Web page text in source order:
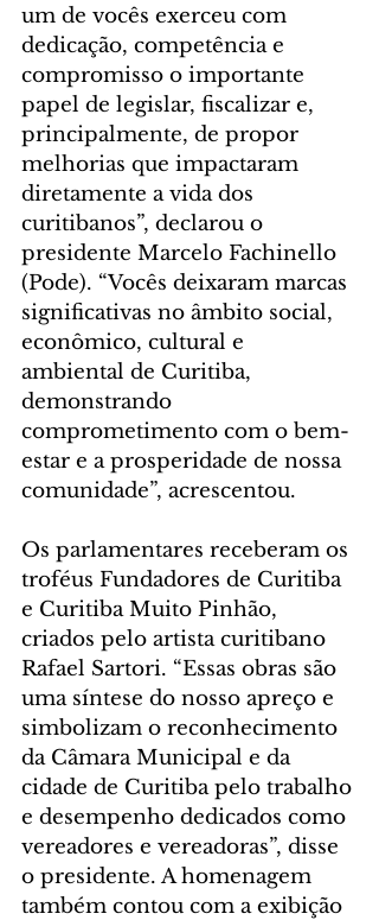
um de vocês exerceu com
dedicação, competência e
compromisso o importante
papel de legislar, fiscalizar e,
principalmente, de propor
melhorias que impactaram
diretamente a vida dos
curitibanos”, declarou o
presidente Marcelo Fachinello
(Pode). “Vocês deixaram marcas
significativas no âmbito social,
econômico, cultural e
ambiental de Curitiba,
demonstrando
comprometimento com o bem-
estar e a prosperidade de nossa
comunidade”, acrescentou.
Os parlamentares receberam os
troféus Fundadores de Curitiba
e Curitiba Muito Pinhão,
criados pelo artista curitibano
Rafael Sartori. “Essas obras são
uma síntese do nosso apreço e
simbolizam o reconhecimento
da Câmara Municipal e da
cidade de Curitiba pelo trabalho
e desempenho dedicados como
vereadores e vereadoras”, disse
o presidente. A homenagem
também contou com a exibição